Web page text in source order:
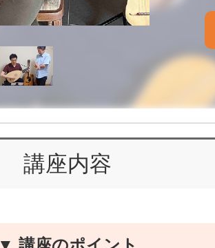
講座内容